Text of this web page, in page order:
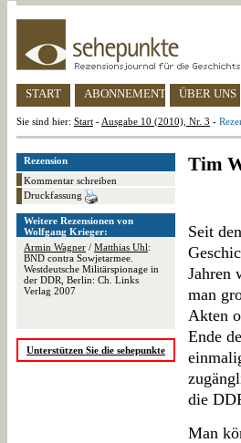
START ABONNEMENT ÜBER UNS
Sie sind hier: Start - Ausgabe 10 (2010), Nr. 3 -
Rezension
Kommentar schreiben
Druckfassung
Weitere Rezensionen von
Wolfgang Krieger:
Armin Wagner / Matthias Uhl:
BND contra Sowjetarmee.
Westdeutsche Militärspionage in
der DDR, Berlin: Ch. Links
Verlag 2007
Unterstützen Sie die sehepunkte
Tim
Seit
Jahren
man
Akten
Ende
die
Man